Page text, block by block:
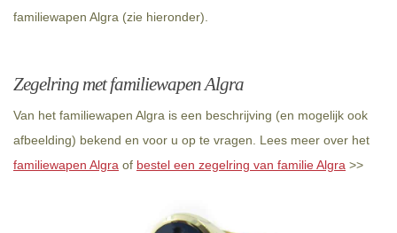
familiewapen Algra (zie hieronder).
Zegelring met familiewapen Algra
Van het familiewapen Algra is een beschrijving (en mogelijk ook
afbeelding) bekend en voor u op te vragen. Lees meer over het
familiewapen Algra of bestel een zegelring van familie Algra >>